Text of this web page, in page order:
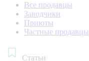
Все продавцы
Заводчики
Приюты
Частные продавцы
Статьи